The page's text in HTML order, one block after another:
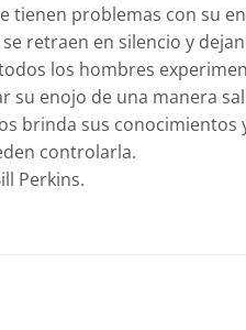
problemas con su
retraen en silencio y
los hombres
su enojo de una manera
brinda sus
controlarla.
Perkins.